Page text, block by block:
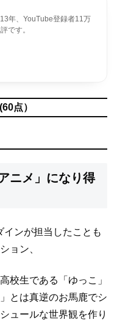
年、YouTube登録者11万
です。
点）
ニメ」になり得
インが担当したことも
ョン、
高校生である「ゆっこ」
とは真逆のお馬鹿でシ
ュールな世界観を作り